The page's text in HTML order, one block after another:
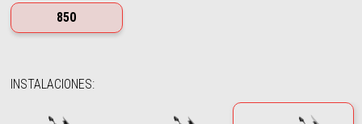
850
INSTALACIONES: